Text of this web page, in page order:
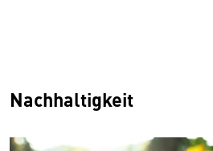
Nachhaltigkeit